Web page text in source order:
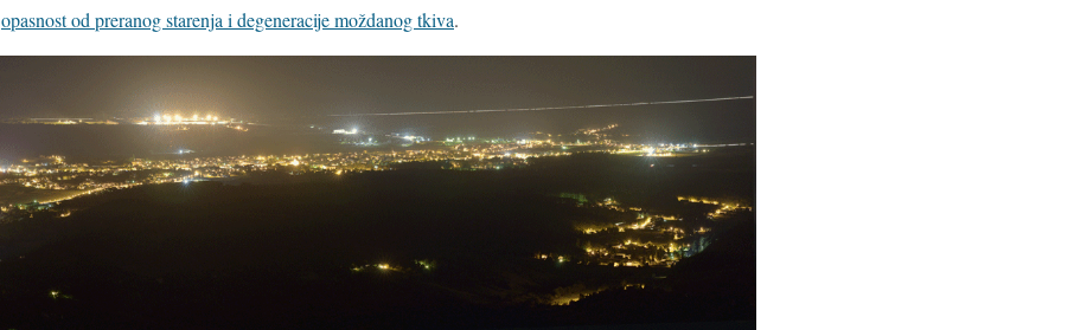
opasnost od preranog starenja i degeneracije moždanog tkiva.